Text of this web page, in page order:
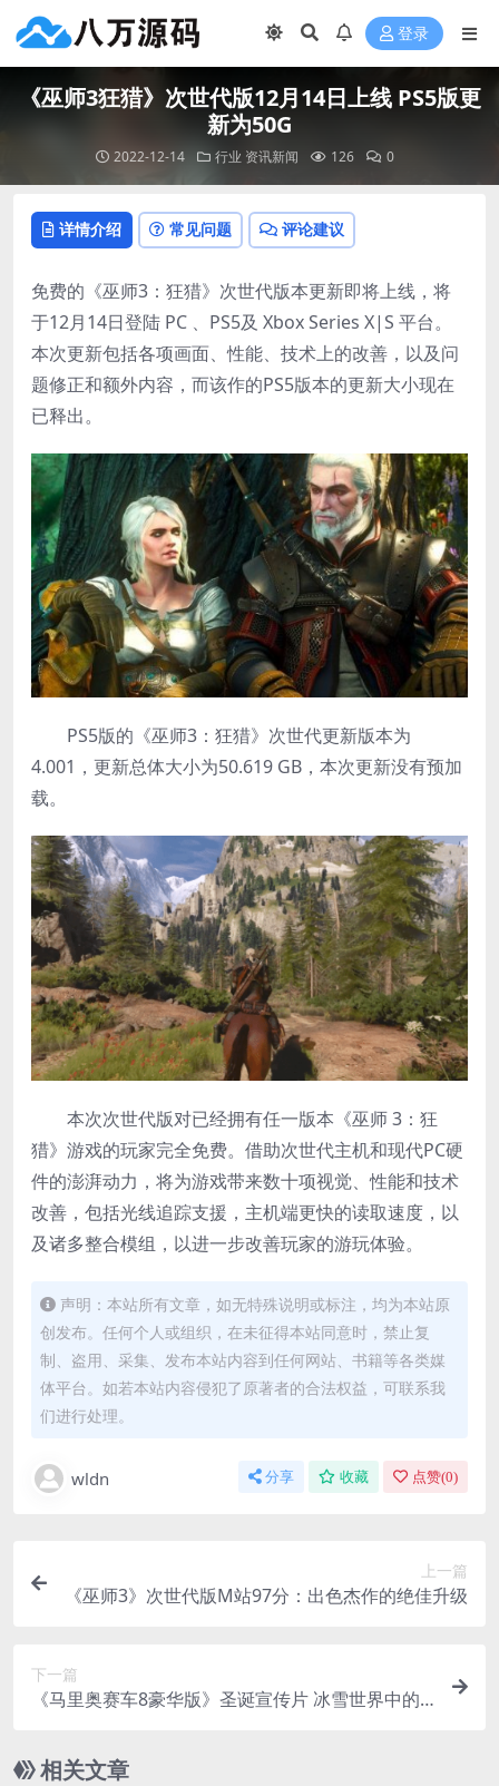
登录
《巫师3狂猎》次世代版12月14日上线 PS5版更
新为50G
2022-12-14 行业 资讯新闻 126 0
详情介绍 常见问题 评论建议
免费的《巫师3：狂猎》次世代版本更新即将上线，将
于12月14日登陆 PC 、PS5及 Xbox Series X|S 平台。
本次更新包括各项画面、性能、技术上的改善，以及问
题修正和额外内容，而该作的PS5版本的更新大小现在
已释出。
PS5版的《巫师3：狂猎》次世代更新版本为
4.001，更新总体大小为50.619 GB，本次更新没有预加
载。
本次次世代版对已经拥有任一版本《巫师 3：狂
猎》游戏的玩家完全免费。借助次世代主机和现代PC硬
件的澎湃动力，将为游戏带来数十项视觉、性能和技术
改善，包括光线追踪支援，主机端更快的读取速度，以
及诸多整合模组，以进一步改善玩家的游玩体验。
声明：本站所有文章，如无特殊说明或标注，均为本站原
创发布。任何个人或组织，在未征得本站同意时，禁止复
制、盗用、采集、发布本站内容到任何网站、书籍等各类媒
体平台。如若本站内容侵犯了原著者的合法权益，可联系我
们进行处理。
wldn 分享 收藏 点赞(0)
上一篇
《巫师3》次世代版M站97分：出色杰作的绝佳升级
下一篇
《马里奥赛车8豪华版》圣诞宣传片 冰雪世界中的
相关文章